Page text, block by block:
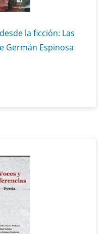
la ficción: Las
Germán Espinosa